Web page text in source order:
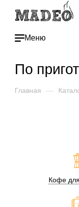
Меню
По
Главная —
Кофе